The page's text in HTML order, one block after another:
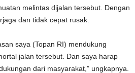
melintas dijalan tersebut. Dengan
dan tidak cepat rusak.
saya (Topan RI) mendukung
jalan tersebut. Dan saya harap
dari masyarakat,” ungkapnya.